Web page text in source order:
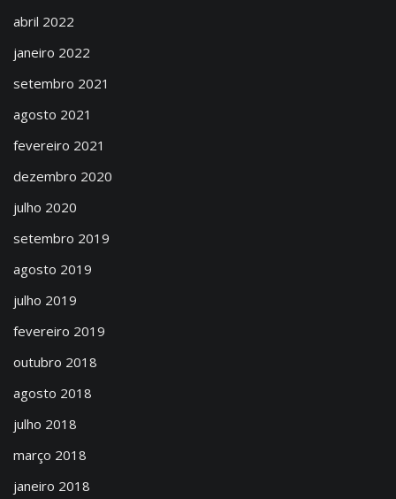
abril 2022
janeiro 2022
setembro 2021
agosto 2021
fevereiro 2021
dezembro 2020
julho 2020
setembro 2019
agosto 2019
julho 2019
fevereiro 2019
outubro 2018
agosto 2018
julho 2018
março 2018
janeiro 2018